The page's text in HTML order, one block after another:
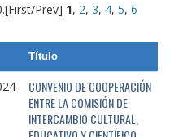
[First/Prev] 1, 2, 3, 4, 5, 6
Título
CONVENIO DE COOPERACIÓN
ENTRE LA COMISIÓN DE
INTERCAMBIO CULTURAL,